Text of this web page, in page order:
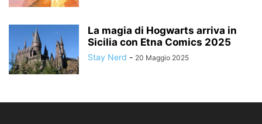
La magia di Hogwarts arriva in
Sicilia con Etna Comics 2025
Stay Nerd - 20 Maggio 2025